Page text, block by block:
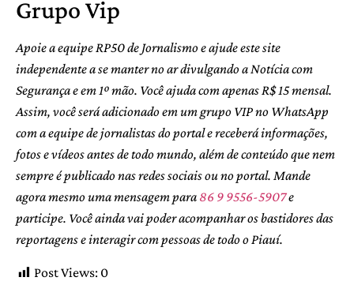
Grupo Vip
Apoie a equipe RP50 de Jornalismo e ajude este site
independente a se manter no ar divulgando a Notícia com
Segurança e em 1º mão. Você ajuda com apenas R$ 15 mensal.
Assim, você será adicionado em um grupo VIP no WhatsApp
com a equipe de jornalistas do portal e receberá informações,
fotos e vídeos antes de todo mundo, além de conteúdo que nem
sempre é publicado nas redes sociais ou no portal. Mande
agora mesmo uma mensagem para 86 9 9556-5907e
participe. Você ainda vai poder acompanhar os bastidores das
reportagens e interagir com pessoas de todo o Piauí.
Post Views: 0